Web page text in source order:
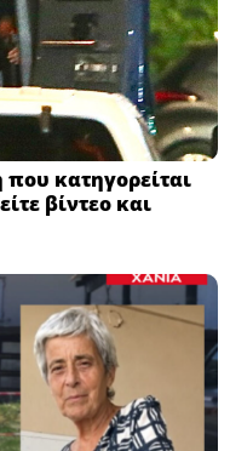
που κατηγορείται
βίντεο και